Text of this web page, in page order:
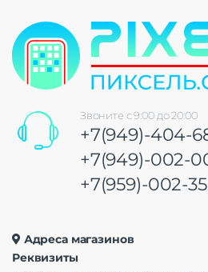
Звоните с 9:00 до 20:00
+7(949)-404-
+7(949)-002-
+7(959)-002-
Адреса магазинов
Реквизиты